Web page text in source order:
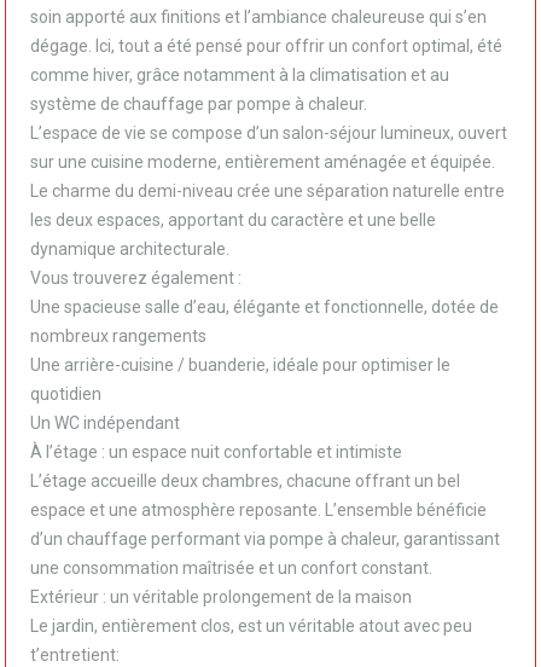
soin apporté aux finitions et l’ambiance chaleureuse qui s’en
dégage. Ici, tout a été pensé pour offrir un confort optimal, été
comme hiver, grâce notamment à la climatisation et au
système de chauffage par pompe à chaleur.
L’espace de vie se compose d’un salon-séjour lumineux, ouvert
sur une cuisine moderne, entièrement aménagée et équipée.
Le charme du demi-niveau crée une séparation naturelle entre
les deux espaces, apportant du caractère et une belle
dynamique architecturale.
Vous trouverez également :
Une spacieuse salle d’eau, élégante et fonctionnelle, dotée de
nombreux rangements
Une arrière-cuisine / buanderie, idéale pour optimiser le
quotidien
Un WC indépendant
À l’étage : un espace nuit confortable et intimiste
L’étage accueille deux chambres, chacune offrant un bel
espace et une atmosphère reposante. L’ensemble bénéficie
d’un chauffage performant via pompe à chaleur, garantissant
une consommation maîtrisée et un confort constant.
Extérieur : un véritable prolongement de la maison
Le jardin, entièrement clos, est un véritable atout avec peu
t’entretient: